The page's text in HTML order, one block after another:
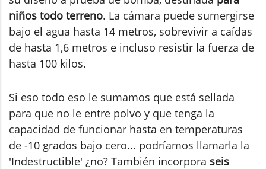
niños todo terreno. La cámara puede sumergirse
bajo el agua hasta 14 metros, sobrevivir a caídas
de hasta 1,6 metros e incluso resistir la fuerza de
hasta 100 kilos.
Si eso todo eso le sumamos que está sellada
para que no le entre polvo y que tenga la
capacidad de funcionar hasta en temperaturas
de -10 grados bajo cero... podríamos llamarla la
'Indestructible' ¿no? También incorpora seis